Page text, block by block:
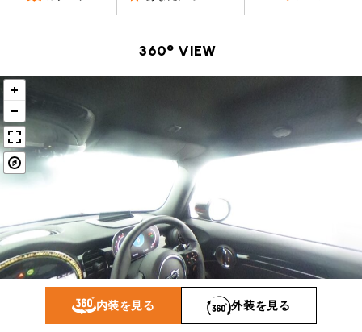
Movie
MAP
お問い合わせ
iR TECH FACTORY
ROVER MINI
iR MAKERS
TEL
MAP
買取
査定依頼
総支払額 509.4 万円
頭金
残価 103 万円
支払回数
内訳
1回目 31,029 円
2回目以降 25,700
360° VIEW
内装を見る 外装を見る